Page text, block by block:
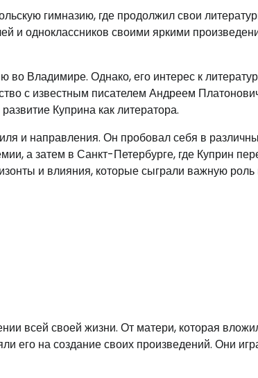
гимназию, где продолжил свои
и одноклассников своими яркими
во Владимире. Однако, его интерес к
с известным писателем Андреем
Куприна как литератора.
и направления. Он пробовал себя в
а затем в Санкт-Петербурге, где Куприн
и влияния, которые сыграли важную роль
всей своей жизни. От матери, которая
его на создание своих произведений. Они